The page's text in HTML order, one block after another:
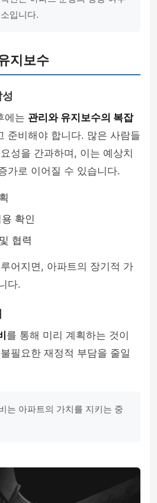
입니다.
지보수
에는 관리와 유지보수의 복잡
준비해야 합니다. 많은 사람들
성을 간과하며, 이는 예상치
가로 이어질 수 있습니다.
확인
협력
어지면, 아파트의 장기적 가
다.
를 통해 미리 계획하는 것이
필요한 재정적 부담을 줄일
는 아파트의 가치를 지키는 중